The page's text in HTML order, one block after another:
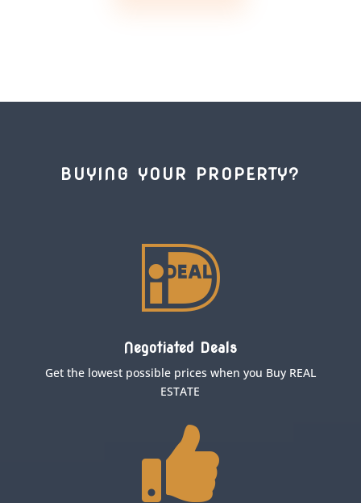
BUYING YOUR PROPERTY?

Negotiated Deals
Get the lowest possible prices when you Buy REAL
ESTATE
